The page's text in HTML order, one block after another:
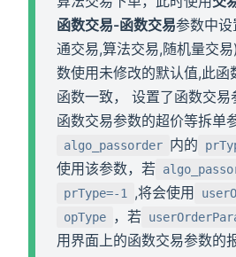
函数交易-函数交易参数中
通交易,算法交易,随机量交
数使用未修改的默认值,此函
函数一致， 设置了函数交易
函数交易参数的超价等拆单
algo_passorder 内的
使用该参数，若
prType=-1 ,将会使用
opType ，若
用界面上的函数交易参数的